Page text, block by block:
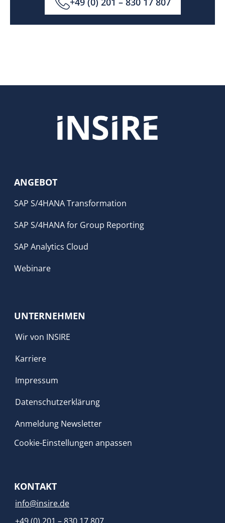
ANGEBOT
SAP S/4HANA Transformation
SAP S/4HANA for Group Reporting
SAP Analytics Cloud
Webinare
UNTERNEHMEN
Wir von INSIRE
Karriere
Impressum
Datenschutzerklärung
Anmeldung Newsletter
Cookie-Einstellungen anpassen
KONTAKT
info@insire.de